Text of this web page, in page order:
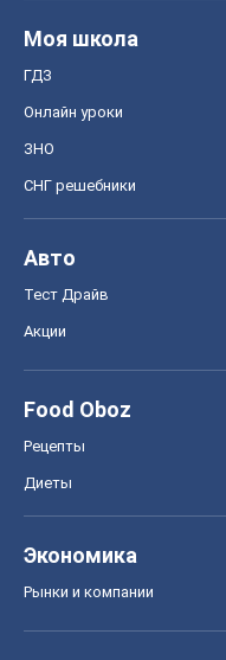
Моя школа
ГДЗ
Онлайн уроки
ЗНО
СНГ решебники
Авто
Тест Драйв
Акции
Food Oboz
Рецепты
Диеты
Экономика
Рынки и компании